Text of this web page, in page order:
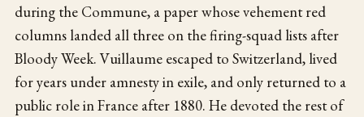
during the Commune, a paper whose vehement red
columns landed all three on the firing-squad lists after
Bloody Week. Vuillaume escaped to Switzerland, lived
for years under amnesty in exile, and only returned to a
public role in France after 1880. He devoted the rest of